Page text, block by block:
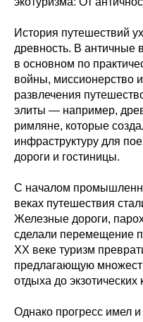
История путешествий
древность. В
в основном по
войны, миссионерство
развлечения
элиты — например,
римляне, которые
инфраструктуру для
дороги и гостиницы.
С началом
веках путешествия
Железные дороги,
сделали перемещение
ХХ веке туризм
предлагающую
отдыха до экзотических
Однако прогресс имел